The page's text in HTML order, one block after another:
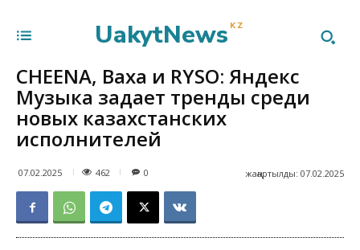
UakytNews KZ
CHEENA, Baxa и RYSO: Яндекс
Музыка задает тренды среди
новых казахстанских
исполнителей
07.02.2025 462 жаңартылды: 07.02.2025
0